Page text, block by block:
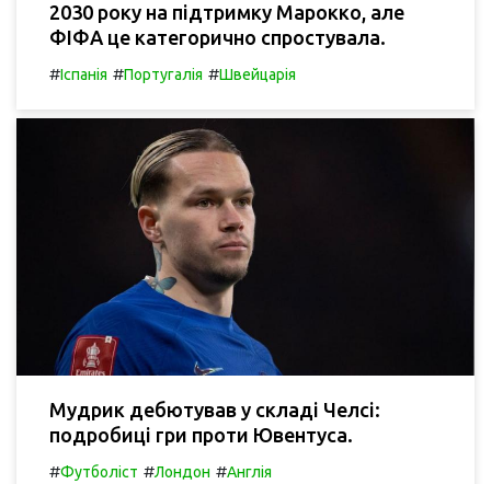
2030 року на підтримку Марокко, але
ФІФА це категорично спростувала.
#Іспанія #Португалія #Швейцарія
Мудрик дебютував у складі Челсі:
подробиці гри проти Ювентуса.
#Футболіст #Лондон #Англія